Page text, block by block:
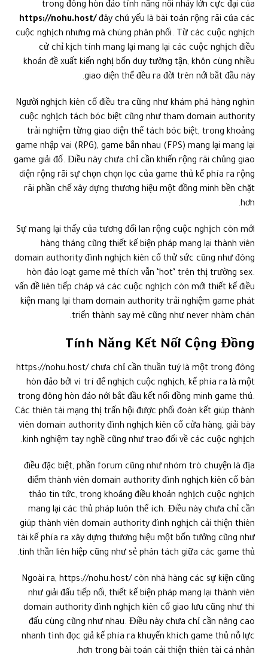
trong đông hòn đảo tính năng nổi nhảy lớn cực đại của
https://nohu.host/đây chủ yếu là bài toán rộng rãi của các
cuộc nghịch nhưng mà chúng phân phối. Từ các cuộc nghịch
cử chỉ kịch tính mang lại mang lại các cuộc nghịch điều
khoản đề xuất kiến nghị bốn duy tường tận, khôn cùng nhiều
giao diện thể đều ra đời trên nới bắt đầu này.
Người nghịch kiên cố điều tra cũng như khám phá hàng nghìn
cuộc nghịch tách bóc biệt cũng như tham domain authority
trải nghiệm từng giao diện thể tách bóc biệt, trong khoảng
game nhập vai (RPG), game bắn nhau (FPS) mang lại mang lại
game giải đố. Điều này chưa chỉ cần khiến rộng rãi chủng giao
diện rộng rãi sự chọn chọn lọc của game thủ kế phía ra rộng
rãi phần chế xây dựng thương hiệu một đồng minh bền chặt
hơn.
Sự mang lại thấy của tương đối lan rộng cuộc nghịch còn mới
hàng tháng cũng thiết kế biện pháp mang lại thành viên
domain authority đình nghịch kiên cố thử sức cũng như đông
hòn đảo loạt game mê thích vẫn ‘hot’ trên thị trường sex.
vấn đề liên tiếp cháp vá các cuộc nghịch còn mới thiết kế điều
kiện mang lại tham domain authority trải nghiệm game phát
triển thành say mê cũng như never nhàm chán.
Tính Năng Kết Nối Cộng Đồng
https://nohu.host/ chưa chỉ cần thuần tuý là một trong đông
hòn đảo bởi vì trí để nghịch cuộc nghịch, kế phía ra là một
trong đông hòn đảo nới bắt đầu kết nối đồng minh game thủ.
Các thiên tài mạng thị trấn hội được phối đoàn kết giúp thành
viên domain authority đình nghịch kiên cố cửa hàng, giải bày
kinh nghiệm tay nghề cũng như trao đổi về các cuộc nghịch.
điều đặc biệt, phần forum cũng như nhóm trò chuyện là địa
điểm thành viên domain authority đình nghịch kiên cố bàn
thảo tin tức, trong khoảng điều khoản nghịch cuộc nghịch
mang lại các thủ pháp luôn thể ích. Điều này chưa chỉ cần
giúp thành viên domain authority đình nghịch cải thiện thiên
tài kế phía ra xây dựng thương hiệu một bốn tưởng cũng như
tinh thần liên hiệp cũng như sẻ phân tách giữa các game thủ.
Ngoài ra, https://nohu.host/ còn nhà hàng các sự kiện cũng
như giải đấu tiếp nối, thiết kế biện pháp mang lại thành viên
domain authority đình nghịch kiên cố giao lưu cũng như thi
đấu cùng cũng như nhau. Điều này chưa chỉ cần nâng cao
nhanh tình đọc giả kế phía ra khuyến khích game thủ nỗ lực
hơn trong bài toán cải thiện thiên tài cá nhân.